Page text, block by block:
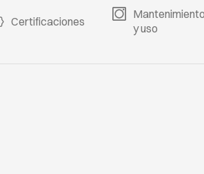
Certificaciones
y uso